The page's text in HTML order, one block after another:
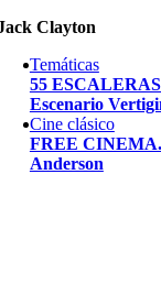
Clayton
Temáticas
55
Escenario
Cine clásico
FREE
Anderson